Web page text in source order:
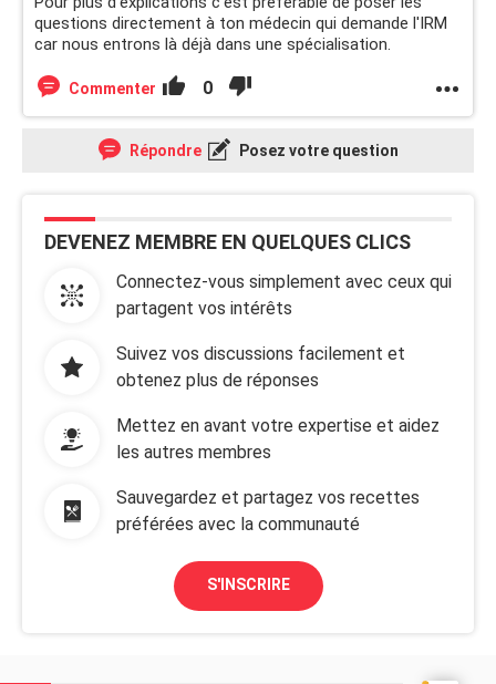
questions directement à ton médecin qui demande l'IRM
car nous entrons là déjà dans une spécialisation.
Commenter 0
Répondre Posez votre question
DEVENEZ MEMBRE EN QUELQUES CLICS
Connectez-vous simplement avec ceux qui
partagent vos intérêts
Suivez vos discussions facilement et
obtenez plus de réponses
Mettez en avant votre expertise et aidez
les autres membres
Sauvegardez et partagez vos recettes
préférées avec la communauté
S'INSCRIRE